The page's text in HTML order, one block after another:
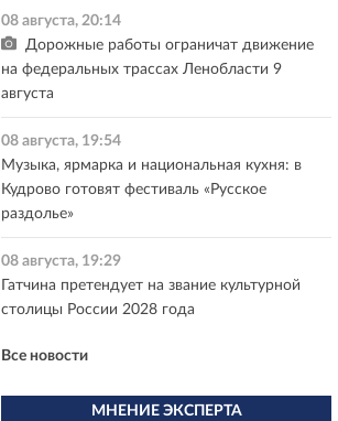
08 августа, 20:14
Дорожные работы ограничат движение
на федеральных трассах Ленобласти 9
августа
08 августа, 19:54
Музыка, ярмарка и национальная кухня: в
Кудрово готовят фестиваль «Русское
раздолье»
08 августа, 19:29
Гатчина претендует на звание культурной
столицы России 2028 года
Все новости
МНЕНИЕ ЭКСПЕРТА